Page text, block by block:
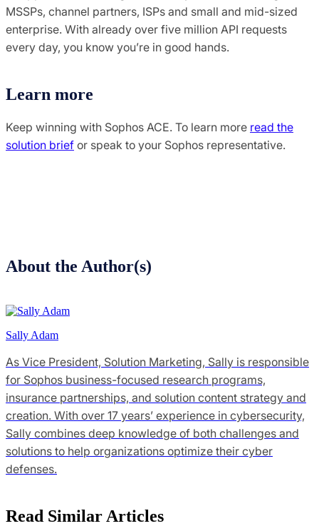
MSSPs, channel partners, ISPs and small and mid-sized
enterprise. With already over five million API requests
every day, you know you’re in good hands.
Learn more
Keep winning with Sophos ACE. To learn more read the
solution brief or speak to your Sophos representative.
About the Author(s)
Sally Adam
As Vice President, Solution Marketing, Sally is responsible
for Sophos business-focused research programs,
insurance partnerships, and solution content strategy and
creation. With over 17 years’ experience in cybersecurity,
Sally combines deep knowledge of both challenges and
solutions to help organizations optimize their cyber
defenses.
Read Similar Articles